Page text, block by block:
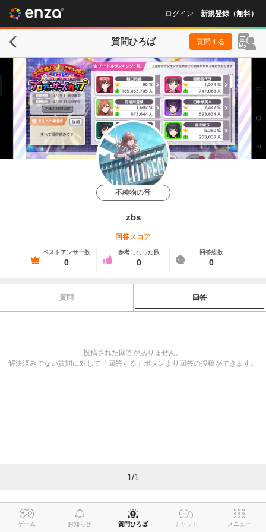
ログイン 新規登録（無料）
質問ひろば 質問する
不純物の音
zbs
回答スコア
ベストアンサー数
0
参考になった数
0
回答総数
0
質問 回答
投稿された回答がありません。
解決済みでない質問に対して「回答する」ボタンより回答の投稿ができます。
1/1
ゲーム お知らせ 質問ひろば チャット メニュー